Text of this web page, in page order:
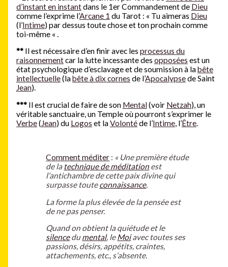
d’instant en instantdans le 1er Commandement de Dieu
comme l’exprime l’Arcane 1 du Tarot : « Tu aimeras Dieu
(l’Intime) par dessus toute chose et ton prochain comme
toi-même « .
**Il est nécessaire d’en finir avec les processus du
raisonnementcar la lutte incessante des opposées est un
état psychologique d’esclavage et de soumission à labête
intellectuelle(labête à dix cornes de l’Apocalypsede Saint
Jean).
*** Il est crucial de faire de son Mental(voir Netzah), un
véritable sanctuaire, un Temple où pourront s’exprimer le
Verbe(Jean) du Logos et laVolontéde l’Intime, l’Être.
Comment méditer : « Une première étude
de la technique de méditation est
l’antichambre de cette paix divine qui
surpasse touteconnaissance.
La forme la plus élevée de la pensée est
de ne pas penser.
Quand on obtient la quiétude et le
silencedumental, leMoiavec toutes ses
passions, désirs, appétits, craintes,
attachements, etc., s’absente.